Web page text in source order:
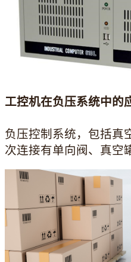
工控机在负压系统中的
负压控制系统，包括真
次连接有单向阀、真空